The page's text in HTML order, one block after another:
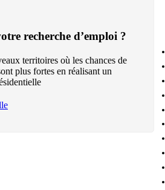
recherche d’emploi ?
territoires où les chances de
plus fortes en réalisant un